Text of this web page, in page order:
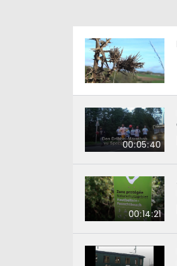
00:05:40
00:14:21